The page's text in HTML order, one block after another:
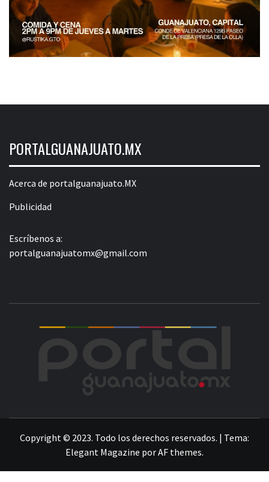
PORTALGUANAJUATO.MX
Acerca de portalguanajuato.MX
Publicidad
Escríbenos a:
portalguanajuatomx@gmail.com
Copyright © 2023. Todo los derechos reservados. | Tema:
Elegant Magazine porAF themes.